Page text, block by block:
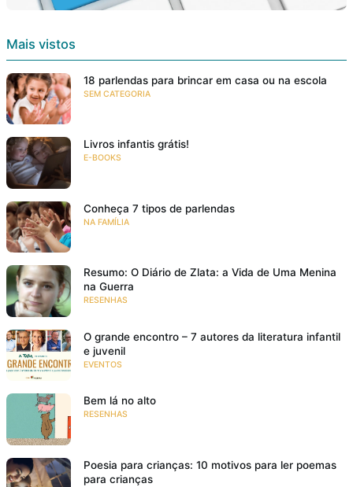
Mais vistos
18 parlendas para brincar em casa ou na escola
SEM CATEGORIA
Livros infantis grátis!
E-BOOKS
Conheça 7 tipos de parlendas
NA FAMÍLIA
Resumo: O Diário de Zlata: a Vida de Uma Menina
na Guerra
RESENHAS
O grande encontro – 7 autores da literatura infantil
e juvenil
EVENTOS
Bem lá no alto
RESENHAS
Poesia para crianças: 10 motivos para ler poemas
para crianças